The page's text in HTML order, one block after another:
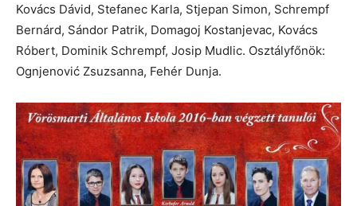
Kovács Dávid, Stefanec Karla, Stjepan Simon, Schrempf
Bernárd, Sándor Patrik, Domagoj Kostanjevac, Kovács
Róbert, Dominik Schrempf, Josip Mudlic. Osztályfőnök:
Ognjenović Zsuzsanna, Fehér Dunja.